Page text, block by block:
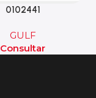
0102441
GULF
Consultar